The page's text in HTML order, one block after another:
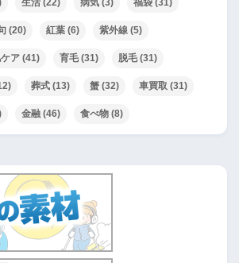
(20) 紅葉 (6) 紫外線 (5)
ア (41) 育毛(31) 脱毛(31)
葬式 (13) 蟹 (32) 車買取 (31)
金融 (46) 食べ物 (8)